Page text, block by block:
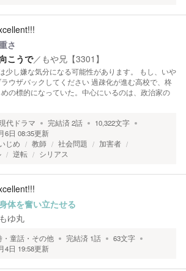
さ
こうで／ もや兄【3301】
少し嫌な気分になる可能性があります。 もし、いや
ウザバックしてください 過疎化が進む高校で、柊
の標的になっていた。中心にいるのは、政治家の
代ドラマ 完結済2話 10,322文字
6日 08:35更新
じめ 教師 社会問題
加害者
逆転 シリアス
体を奮い立たせる
もゆ丸
・童話・その他 完結済 1話 63文字
4日 19:58更新